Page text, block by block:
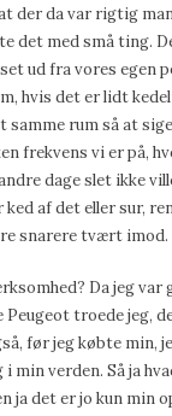
der da var rigtig
det med små ting.
ud fra vores egen
hvis det er lidt
rum så at
frekvens vi er på,
dage slet ikke
af det eller sur,
snarere tvært imod.
Da jeg var
troede jeg,
før jeg købte min,
verden. Så ja
ja det er jo kun min